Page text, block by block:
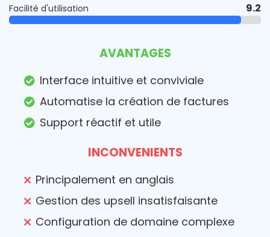
Facilité d'utilisation 9.2
AVANTAGES
Interface intuitive et conviviale
Automatise la création de factures
Support réactif et utile
INCONVENIENTS
Principalement en anglais
Gestion des upsell insatisfaisante
Configuration de domaine complexe